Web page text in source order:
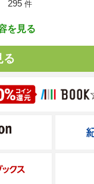
295 件
を見る
る